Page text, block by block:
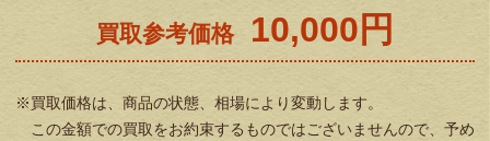
買取参考価格 10,000円
※買取価格は、商品の状態、相場により変動します。
この金額での買取をお約束するものではございませんので、予め